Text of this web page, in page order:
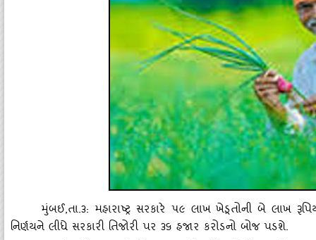
મુંબઈ,તા.૩: મહારાષ્ટ્ર સરકારે ૫૯ લાખ ખેડૂતોની બે લાખ
નિર્ણયને લીધે સરકારી તિજોરી પર ૩૬ હજાર કરોડનો બોજ પડશે.